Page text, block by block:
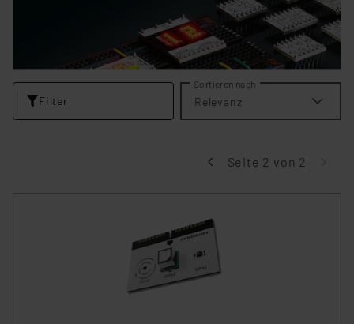
Filter
Sortieren nach
Relevanz
Seite 2 von 2